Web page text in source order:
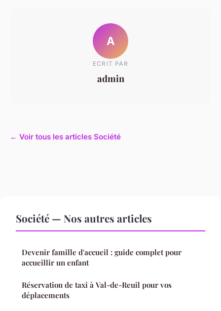
A
ECRIT PAR
admin
← Voir tous les articles Société
Société — Nos autres articles
Devenir famille d'accueil : guide complet pour
accueillir un enfant
Réservation de taxi à Val-de-Reuil pour vos
déplacements